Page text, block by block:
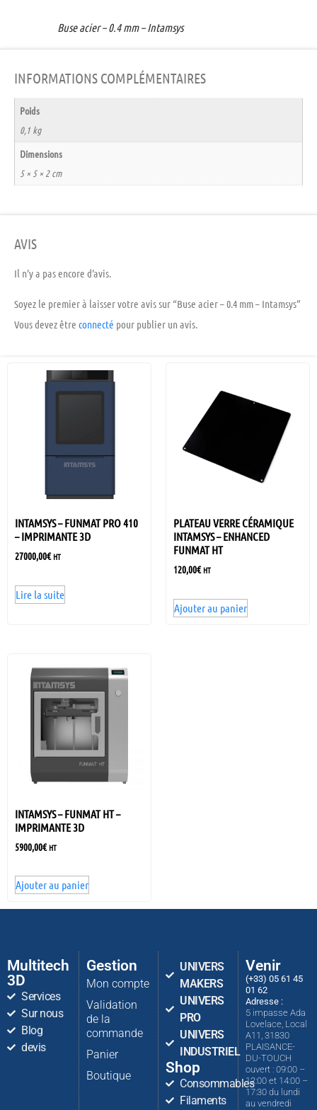
Buse acier – 0.4 mm – Intamsys
INFORMATIONS COMPLÉMENTAIRES
Poids
0,1 kg
Dimensions
5 × 5 × 2 cm
AVIS
Il n’y a pas encore d’avis.
Soyez le premier à laisser votre avis sur “Buse acier – 0.4 mm – Intamsys”
Vous devez être connecté pour publier un avis.
INTAMSYS – FUNMAT PRO 410
– IMPRIMANTE 3D
27000,00€ HT
Lire la suite
PLATEAU VERRE CÉRAMIQUE
INTAMSYS – ENHANCED
FUNMAT HT
120,00€ HT
Ajouter au panier
INTAMSYS – FUNMAT HT –
IMPRIMANTE 3D
5900,00€ HT
Ajouter au panier
Multitech
3D
Services
Sur nous
Blog
devis
Gestion
Mon compte
Validation
de la
commande
Panier
Boutique
UNIVERS
MAKERS
UNIVERS
PRO
UNIVERS
INDUSTRIEL
Shop
Consommables
Filaments
Venir
(+33) 05 61 45
01 62
Adresse :
5 impasse Ada
Lovelace, Local
A11, 31830
PLAISANCE-
DU-TOUCH
ouvert : 09:00 –
12:00 et 14:00 –
17:30 du lundi
au vendredi